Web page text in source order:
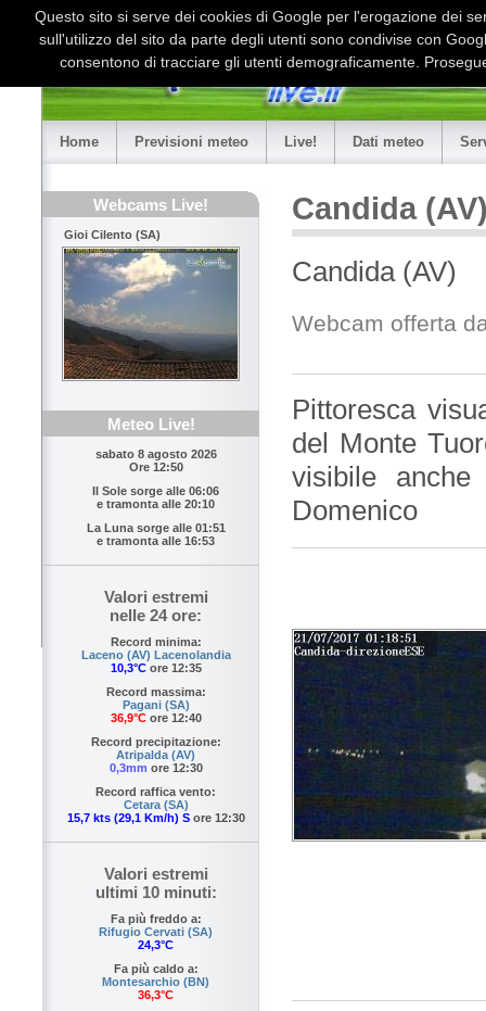
Home Previsioni meteo Live! Dati meteo
Webcams Live!
Gioi Cilento (SA)
Meteo Live!
sabato 8 agosto 2026
Ore 12:50
Il Sole sorge alle 06:06
e tramonta alle 20:10
La Luna sorge alle 01:51
e tramonta alle 16:53
Valori estremi
nelle 24 ore:
Record minima:
Laceno (AV) Lacenolandia
10,3°Core 12:35
Record massima:
Pagani (SA)
36,9°Core 12:40
Record precipitazione:
Atripalda (AV)
0,3mm ore 12:30
Record raffica vento:
Cetara (SA)
15,7 kts (29,1 Km/h) Sore 12:30
Valori estremi
ultimi 10 minuti:
Fa più freddo a:
Rifugio Cervati (SA)
24,3°C
Fa più caldo a:
Montesarchio (BN)
36,3°C
Candida
Candida (AV)
Webcam offerta
Pittoresca
del Monte
visibile
Domenico
Questo sito si serve dei cookies di Google per l'erogazione dei
sull'utilizzo del sito da parte degli utenti sono condivise con
consentono di tracciare gli utenti demograficamente.